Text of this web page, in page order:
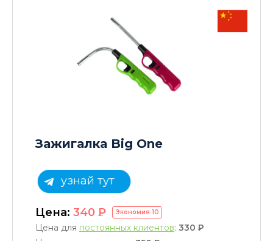
Зажигалка Big One
узнай тут
Цена: 340 P Экономия 10
Цена для постоянных клиентов: 330 P